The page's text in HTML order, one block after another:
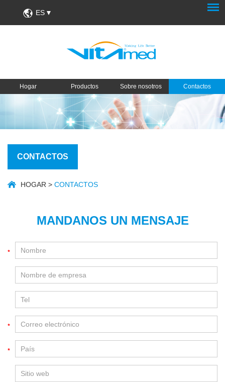
ES
Hogar Productos Sobre nosotros Contactos
CONTACTOS
HOGAR > CONTACTOS
MANDANOS UN MENSAJE